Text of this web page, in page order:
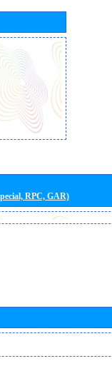
RPC, GAR)